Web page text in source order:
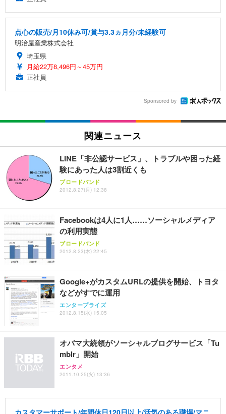
点心の販売/月10休み可/賞与3.3ヵ月分/未経験可
明治屋産業株式会社
埼玉県
月給22万8,496円～45万円
正社員
Sponsored by
関連ニュース
LINE「非公認サービス」、トラブルや困った経
験にあった人は3割近くも
ブロードバンド
2012.8.27(月) 12:38
Facebookは4人に1人……ソーシャルメディア
の利用実態
ブロードバンド
2012.8.23(木) 22:45
Google+がカスタムURLの提供を開始、トヨタ
などがすでに運用
エンタープライズ
2012.8.15(水) 15:05
オバマ大統領がソーシャルブログサービス「Tu
mblr」開始
エンタメ
2011.10.25(火) 13:36
カスタマーサポート/年間休日120日以上/活気のある職場/マニ